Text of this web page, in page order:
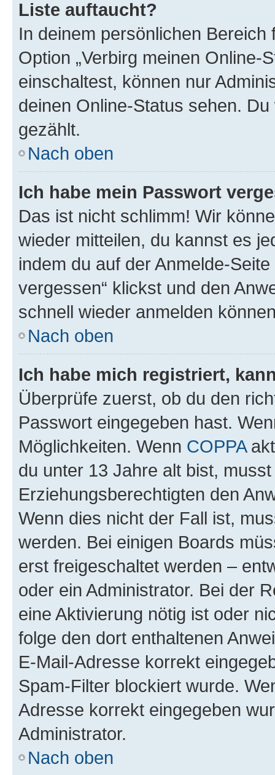
Liste auftaucht?
In deinem persönlichen
Option „Verbirg meinen Online-
einschaltest, können nur
deinen Online-Status sehen.
gezählt.
Nach oben
Ich habe mein Passwort
Das ist nicht schlimm! Wir
wieder mitteilen, du kannst es
indem du auf der Anmelde-
vergessen“ klickst und den
schnell wieder anmelden
Nach oben
Ich habe mich registriert,
Überprüfe zuerst, ob du den
Passwort eingegeben hast.
Möglichkeiten. Wenn COPPA
du unter 13 Jahre alt bist,
Erziehungsberechtigten den
Wenn dies nicht der Fall ist,
werden. Bei einigen Boards
erst freigeschaltet werden –
oder ein Administrator. Bei der
eine Aktivierung nötig ist oder
folge den dort enthaltenen
E-Mail-Adresse korrekt
Spam-Filter blockiert wurde.
Adresse korrekt eingegeben
Administrator.
Nach oben